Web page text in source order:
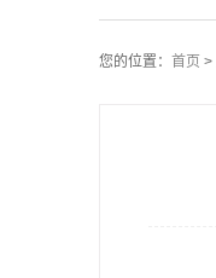
猫的胡子有
您的位置： 首页 >